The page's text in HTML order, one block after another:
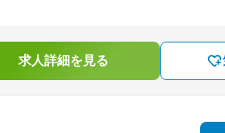
求人詳細を見る